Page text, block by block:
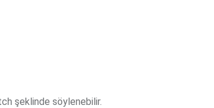
şeklinde söylenebilir.